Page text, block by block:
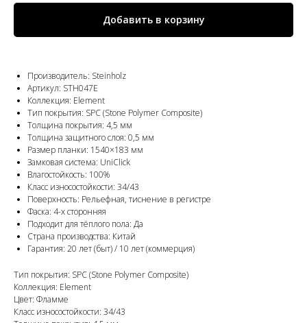
Добавить в корзину
Производитель: Steinholz
Артикул: STH047E
Коллекция: Element
Тип покрытия: SPC (Stone Polymer Composite)
Толщина покрытия: 4,5 мм
Толщина защитного слоя: 0,5 мм
Размер планки: 1540×183 мм
Замковая система: UniClick
Влагостойкость: 100%
Класс износостойкости: 34/43
Поверхность: Рельефная, тиснение в регистре
Фаска: 4-х сторонняя
Подходит для тёплого пола: Да
Страна производства: Китай
Гарантия: 20 лет (быт) / 10 лет (коммерция)
Тип покрытия: SPC (Stone Polymer Composite)
Коллекция: Element
Цвет: Фламме
Класс износостойкости: 34/43